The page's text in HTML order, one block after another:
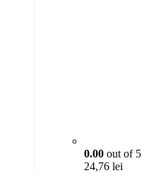
0.00 out of 5
24,76 lei